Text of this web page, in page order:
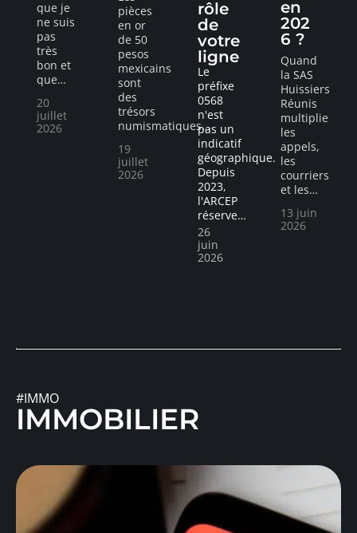
que je
ne suis
pas
très
bon et
que…
20
juillet
2026
pièces
en or
de 50
pesos
mexicains
sont
des
trésors
numismatiques…
19
juillet
2026
rôle
de
votre
ligne
Le
préfixe
0568
n'est
pas un
indicatif
géographique.
Depuis
2023,
l'ARCEP
réserve…
26
juin
2026
en
202
6 ?
Quand
la SAS
Huissiers
Réunis
multiplie
les
appels,
les
courriers
et les…
13 juin
2026
#IMMO
IMMOBILIER